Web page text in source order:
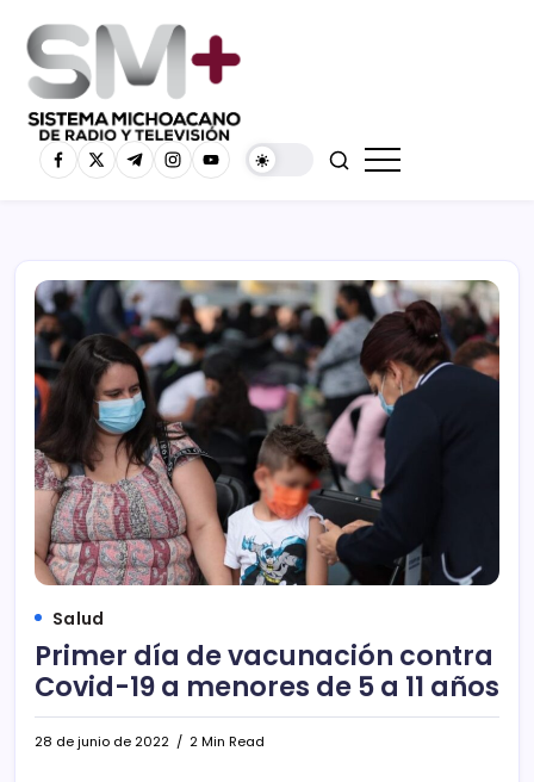
Salud
Primer día de vacunación contra
Covid-19 a menores de 5 a 11 años
28 de junio de 2022 2 Min Read